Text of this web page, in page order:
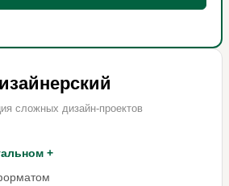
сложных дизайн-проектов
+